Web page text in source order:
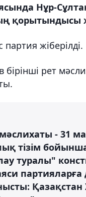
Нұр-
қорытындысы
жіберілді.
рет
- 31
тізім бойынша
туралы"